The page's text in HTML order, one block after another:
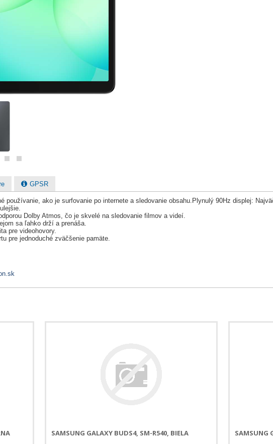
GPSR
používanie, ako je surfovanie po internete a sledovanie obsahu.Plynulý 90Hz displej:
Dolby Atmos, čo je skvelé na sledovanie filmov a videí.
sa ľahko drží a prenáša.
pre videohovory.
pre jednoduché zväčšenie pamäte.
SAMSUNG GALAXY BUDS4, SM-R540, BIELA SAMSUNG